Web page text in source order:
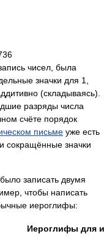
чисел, была
значки для 1,
(складываясь).
разряды числа
счёте порядок
письме уже есть
сокращённые значки
записать двумя
чтобы написать
иероглифы:
Иероглифы для